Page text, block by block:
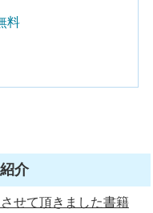
料
介
せて頂きました書籍